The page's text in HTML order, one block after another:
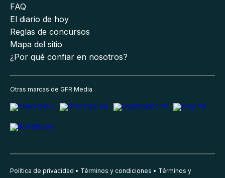
FAQ
El diario de hoy
Reglas de concursos
Mapa del sitio
¿Por qué confiar en nosotros?
Otras marcas de GFR Media
Política de privacidad Términos y condiciones Términos y